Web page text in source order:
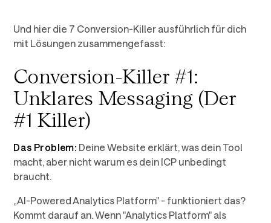
Und hier die 7 Conversion-Killer ausführlich für dich
mit Lösungen zusammengefasst:
Conversion-Killer #1:
Unklares Messaging (Der
#1 Killer)
Das Problem: Deine Website erklärt, was dein Tool
macht, aber nicht warum es dein ICP unbedingt
braucht.
„AI-Powered Analytics Platform" - funktioniert das?
Kommt darauf an. Wenn "Analytics Platform" als